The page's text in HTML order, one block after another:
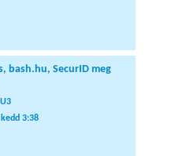
bash.hu, SecurID meg
3:38